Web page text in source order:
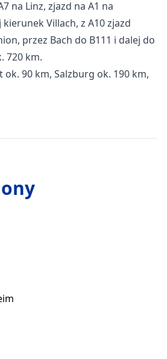
na Linz, zjazd na A1 na
Villach, z A10 zjazd
przez Bach do B111 i dalej do
720 km.
ok. 90 km, Salzburg ok. 190 km,